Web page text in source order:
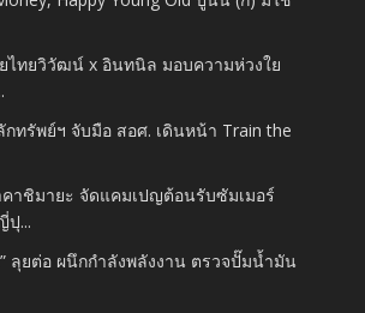
ไทยวิวัฒน์ x อินทนิล มอบความห่วงใย
กทรัพย์ฯ จับมือ สอศ. เดินหน้า Train the
าชิมายะ จัดแคมเปญต้อนรับซัมเมอร์
ปุ...
ลุยต่อ ผนึกกำลังพลังงาน ตรวจปั๊มน้ำมัน